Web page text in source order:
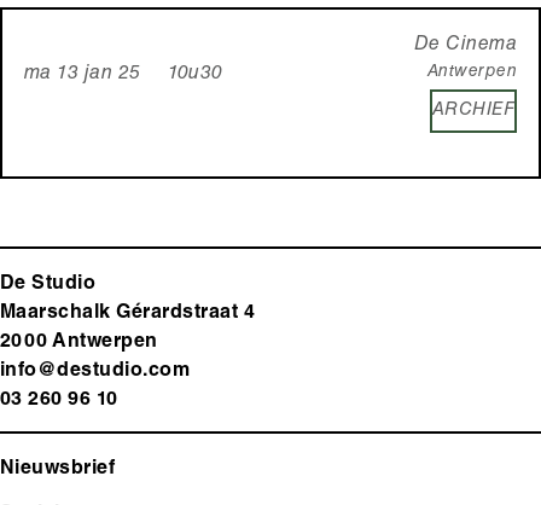
ma 13 jan 25 10u30
De Cinema
Antwerpen
ARCHIEF
De Studio
Maarschalk Gérardstraat 4
2000 Antwerpen
info@destudio.com
03 260 96 10
Nieuwsbrief